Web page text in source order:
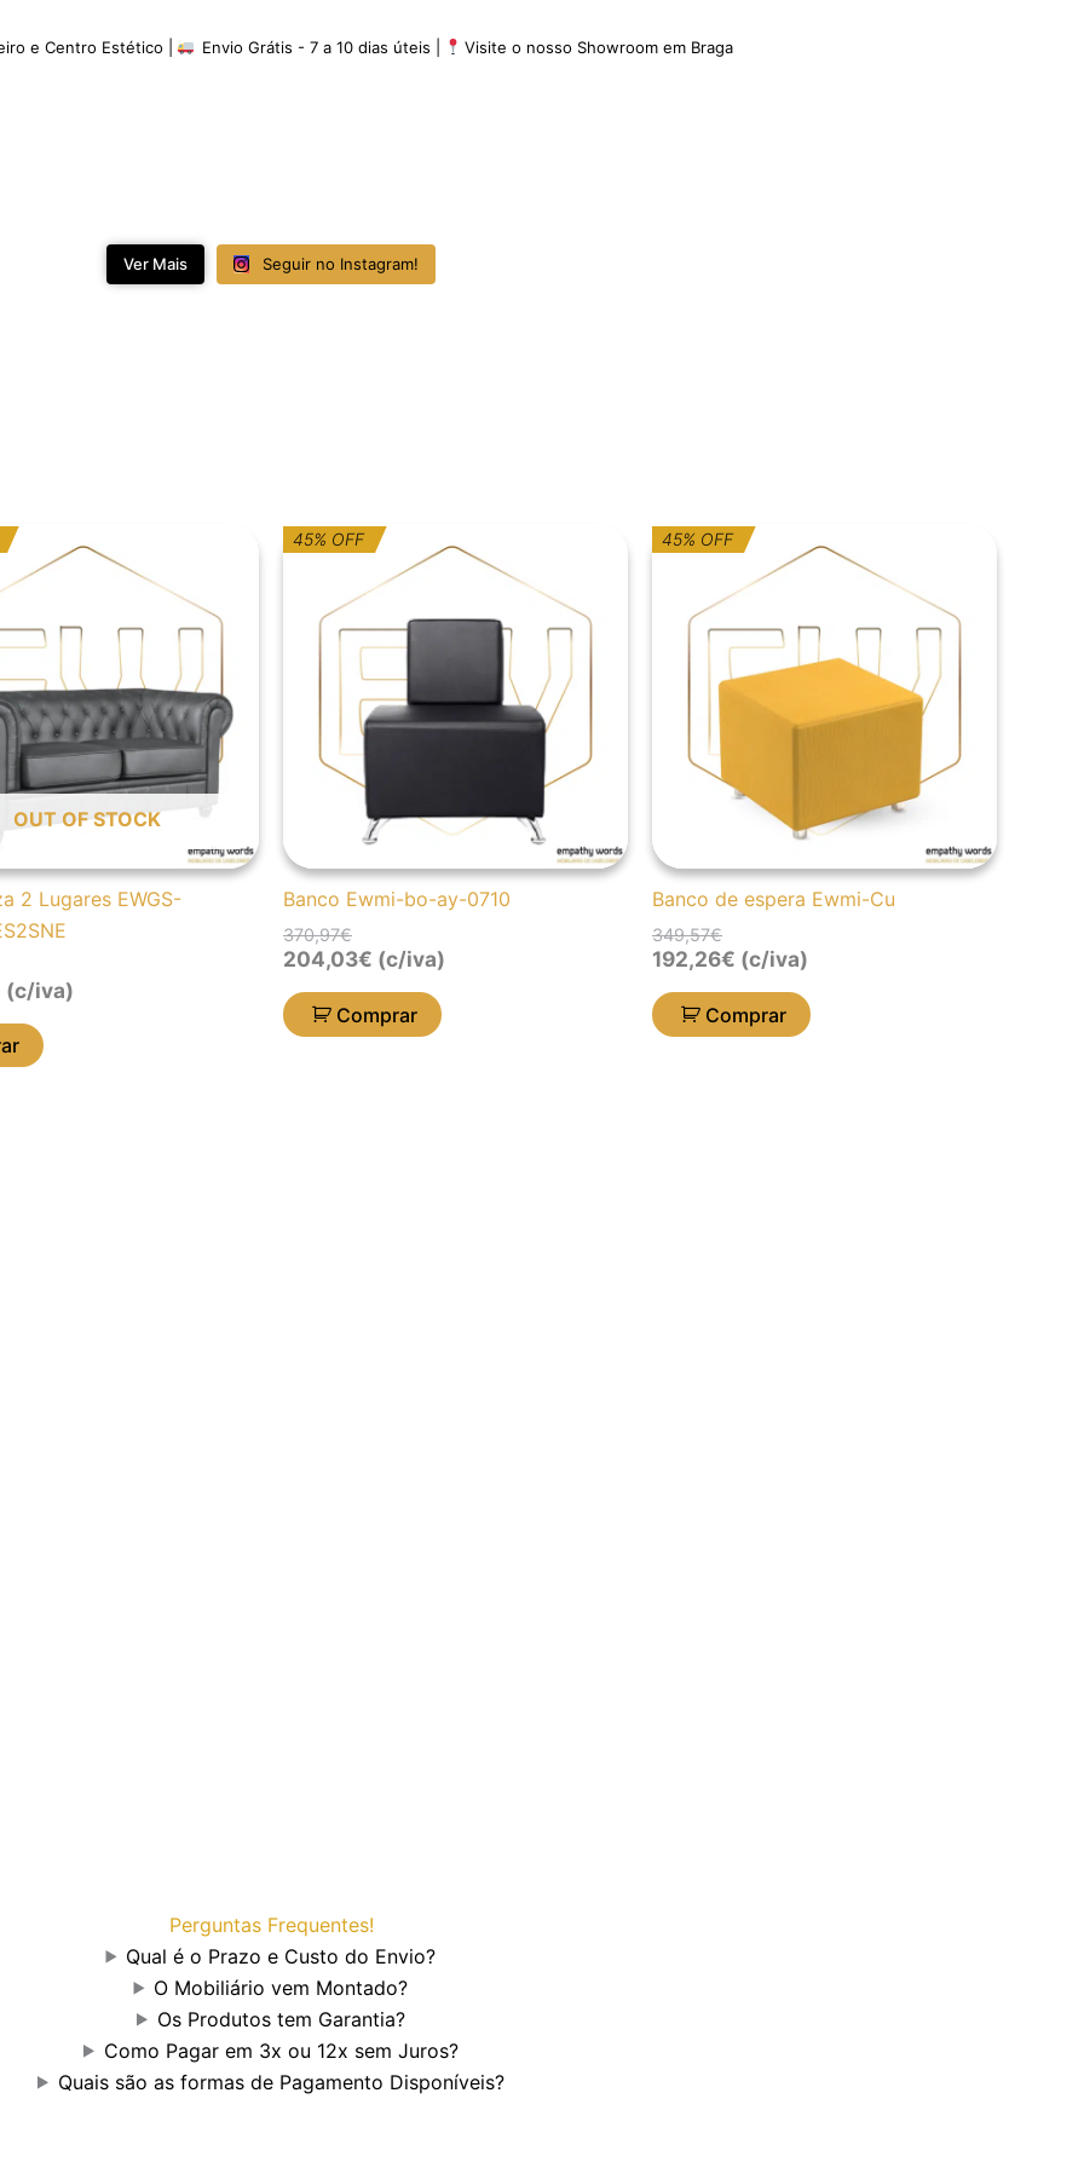
e Centro Estético | Envio Grátis - 7 a 10 dias úteis | Visite o nosso Showroom em Braga
Ver Mais Seguir no Instagram!
OUT OF STOCK
2 Lugares EWGS-
original
atual
(c/iva)
45% OFF
Banco Ewmi-bo-ay-0710
370,97€
O
preço
original
era:
370,97€.
O
preço
atual
é:
204,03€.
204,03€ (c/iva)
Comprar
45% OFF
Banco de espera Ewmi-Cu
349,57€
O
preço
original
era:
O
preço
atual
é:
192,26€ (c/iva)
Comprar
Perguntas Frequentes!
Qual é o Prazo e Custo do Envio?
O Mobiliário vem Montado?
Os Produtos tem Garantia?
Como Pagar em 3x ou 12x sem Juros?
Quais são as formas de Pagamento Disponíveis?